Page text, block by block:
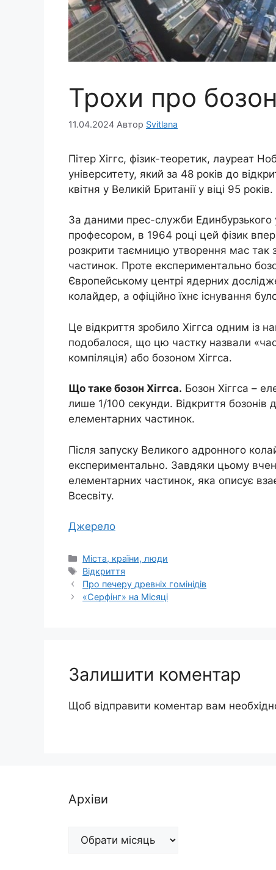
Трохи про бозон
11.04.2024 Автор Svitlana
Пітер Хіггс, фізик-теоретик, лауреат
університету, який за 48 років до
квітня у Великій Британії у віці 95 років.
За даними прес-служби Единбурзького
професором, в 1964 році цей фізик
розкрити таємницю утворення мас так
частинок. Проте експериментально
Європейському центрі ядерних
колайдер, а офіційно їхнє існування
Це відкриття зробило Хіггса одним із
подобалося, що цю частку назвали
компіляція) або бозоном Хіггса.
Що таке бозон Хіггса. Бозон Хіггса –
лише 1/100 секунди. Відкриття бозонів
елементарних частинок.
Після запуску Великого адронного
експериментально. Завдяки цьому
елементарних частинок, яка описує
Всесвіту.
Джерело
Категорії
Міста, країни, люди
Позначки
Відкриття
Про печеру древніх гомінідів
«Серфінг» на Місяці
Залишити коментар
Щоб відправити коментар вам
Архіви
Архіви